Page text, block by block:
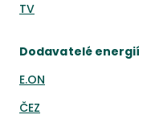
TV
Dodavatelé energií
E.ON
ČEZ